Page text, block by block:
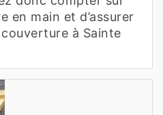
en main et d’assurer
à Sainte